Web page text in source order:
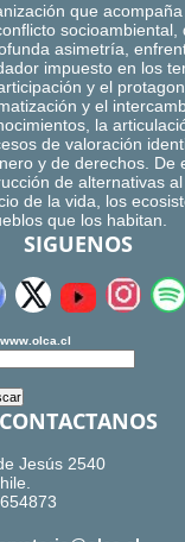
que
socioambiental,
asimetría,
impuesto en los
y el
y el
la
de valoración
y de derechos. De
de alternativas
de la vida, los
que los habitan.
SIGUENOS
www.olca.cl
CONTACTANOS
Jesús 2540